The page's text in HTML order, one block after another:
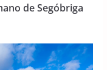
de Segóbriga